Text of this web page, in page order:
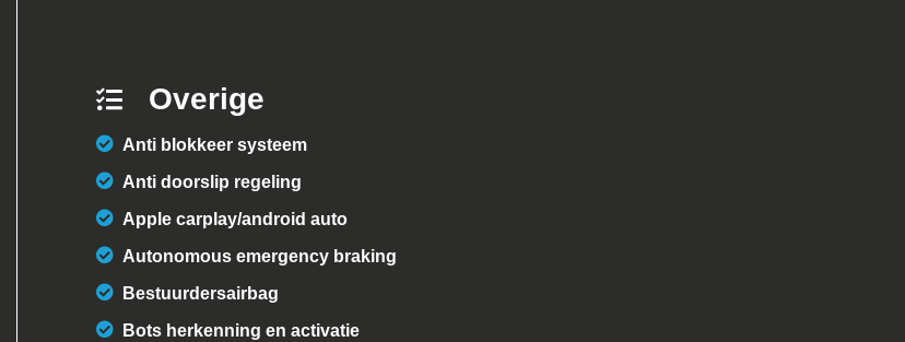
Overige
Anti blokkeer systeem
Anti doorslip regeling
Apple carplay/android auto
Autonomous emergency braking
Bestuurdersairbag
Bots herkenning en activatie